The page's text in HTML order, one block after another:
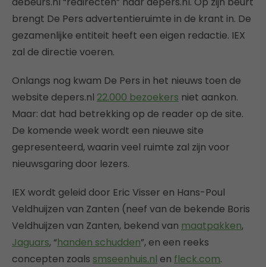
brengt De Pers advertentieruimte in de krant in. De
gezamenlijke entiteit heeft een eigen redactie. IEX
zal de directie voeren.
Onlangs nog kwam De Pers in het nieuws toen de
website depers.nl 22.000 bezoekers niet aankon.
Maar: dat had betrekking op de reader op de site.
De komende week wordt een nieuwe site
gepresenteerd, waarin veel ruimte zal zijn voor
nieuwsgaring door lezers.
IEX wordt geleid door Eric Visser en Hans-Poul
Veldhuijzen van Zanten (neef van de bekende Boris
Veldhuijzen van Zanten, bekend van maatpakken,
Jaguars, “handen schudden”, en een reeks
concepten zoals smseenhuis.nl en fleck.com.